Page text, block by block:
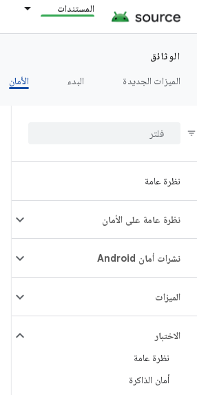
المستندات
الوثائق
الميزات الجديدة
البدء الأمان
نظرة عامة
نظرة عامة على الأمان
نشرات أمان Android
الميزات
الاختبار
نظرة عامة
أمان الذاكرة